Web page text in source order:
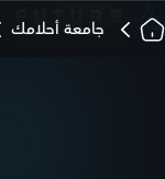
جامعة أحلامك